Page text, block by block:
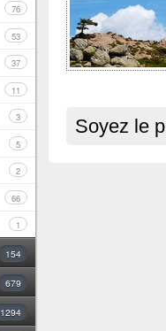
76
53
37
11
3
5
2
66
1
154
679
1294
Soyez le